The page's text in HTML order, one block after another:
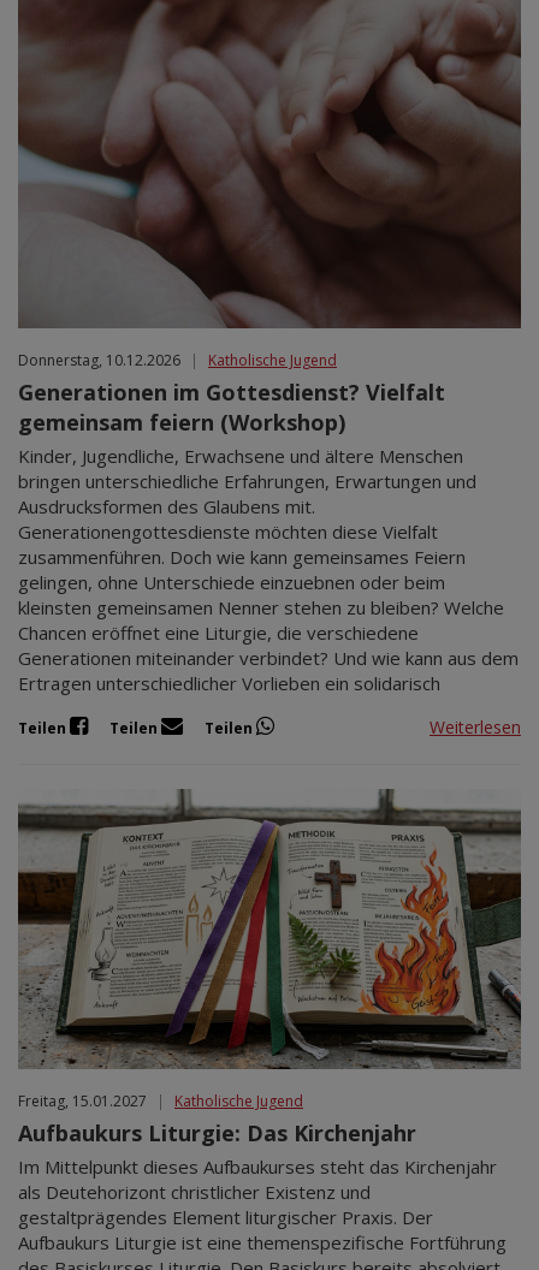
Donnerstag, 10.12.2026 | Katholische Jugend
Generationen im Gottesdienst? Vielfalt
gemeinsam feiern (Workshop)
Kinder, Jugendliche, Erwachsene und ältere Menschen
bringen unterschiedliche Erfahrungen, Erwartungen und
Ausdrucksformen des Glaubens mit.
Generationengottesdienste möchten diese Vielfalt
zusammenführen. Doch wie kann gemeinsames Feiern
gelingen, ohne Unterschiede einzuebnen oder beim
kleinsten gemeinsamen Nenner stehen zu bleiben? Welche
Chancen eröffnet eine Liturgie, die verschiedene
Generationen miteinander verbindet? Und wie kann aus dem
Ertragen unterschiedlicher Vorlieben ein solidarisch
Teilen Teilen Teilen Weiterlesen
Freitag, 15.01.2027 | Katholische Jugend
Aufbaukurs Liturgie: Das Kirchenjahr
Im Mittelpunkt dieses Aufbaukurses steht das Kirchenjahr
als Deutehorizont christlicher Existenz und
gestaltprägendes Element liturgischer Praxis. Der
Aufbaukurs Liturgie ist eine themenspezifische Fortführung